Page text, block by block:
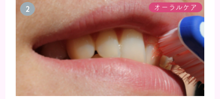
にツヤがあった男性も、いつのまにか髪がチリチリ
でペタンとするようになったと感じる人もいるでし
ょう。特に大人の男性としての魅力が出てくる40代
以降の男性に悩んでいる人が多い傾向があります。
髪が生え変わるサイクルは、年齢と共に乱れていき
ます。髪が太くならないま...
オーラルケア